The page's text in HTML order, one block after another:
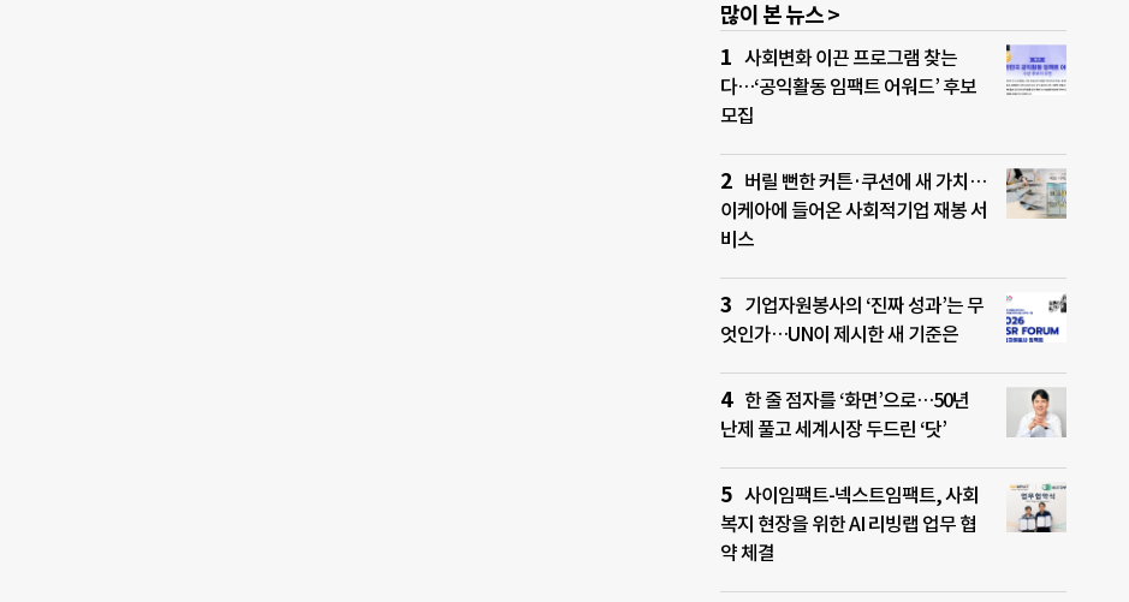
많이 본 뉴스 >
사회변화 이끈 프로그램 찾는
다…‘공익활동 임팩트 어워드’ 후보
모집
버릴 뻔한 커튼·쿠션에 새 가치…
이케아에 들어온 사회적기업 재봉 서
비스
기업자원봉사의 ‘진짜 성과’는 무
엇인가…UN이 제시한 새 기준은
한 줄 점자를 ‘화면’으로…50년
난제 풀고 세계시장 두드린 ‘닷’
사이임팩트-넥스트임팩트, 사회
복지 현장을 위한 AI 리빙랩 업무 협
약 체결